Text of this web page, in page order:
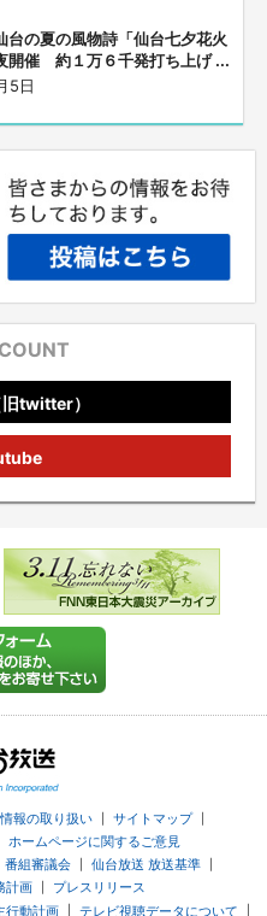
台の夏の風物詩「仙台七夕花火
開催 約１万６千発打ち上げ ...
5日
twitter）
報の取り扱い｜ サイトマップ｜
ホームページに関するご意見
番組審議会 仙台放送 放送基準
計画｜
プレスリリース
行動計画 テレビ視聴データについて